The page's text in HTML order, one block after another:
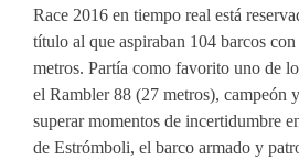
Race 2016 en tiempo real está
título al que aspiraban 104 barcos
metros. Partía como favorito uno de
el Rambler 88 (27 metros), campeón
superar momentos de incertidumbre
de Estrómboli, el barco armado y